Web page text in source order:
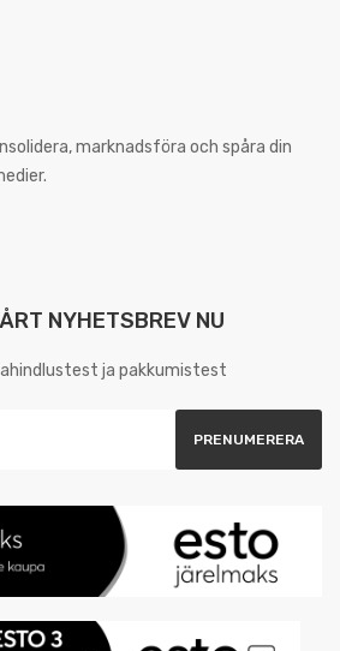
marknadsföra och spåra din
NYHETSBREV NU
ja pakkumistest